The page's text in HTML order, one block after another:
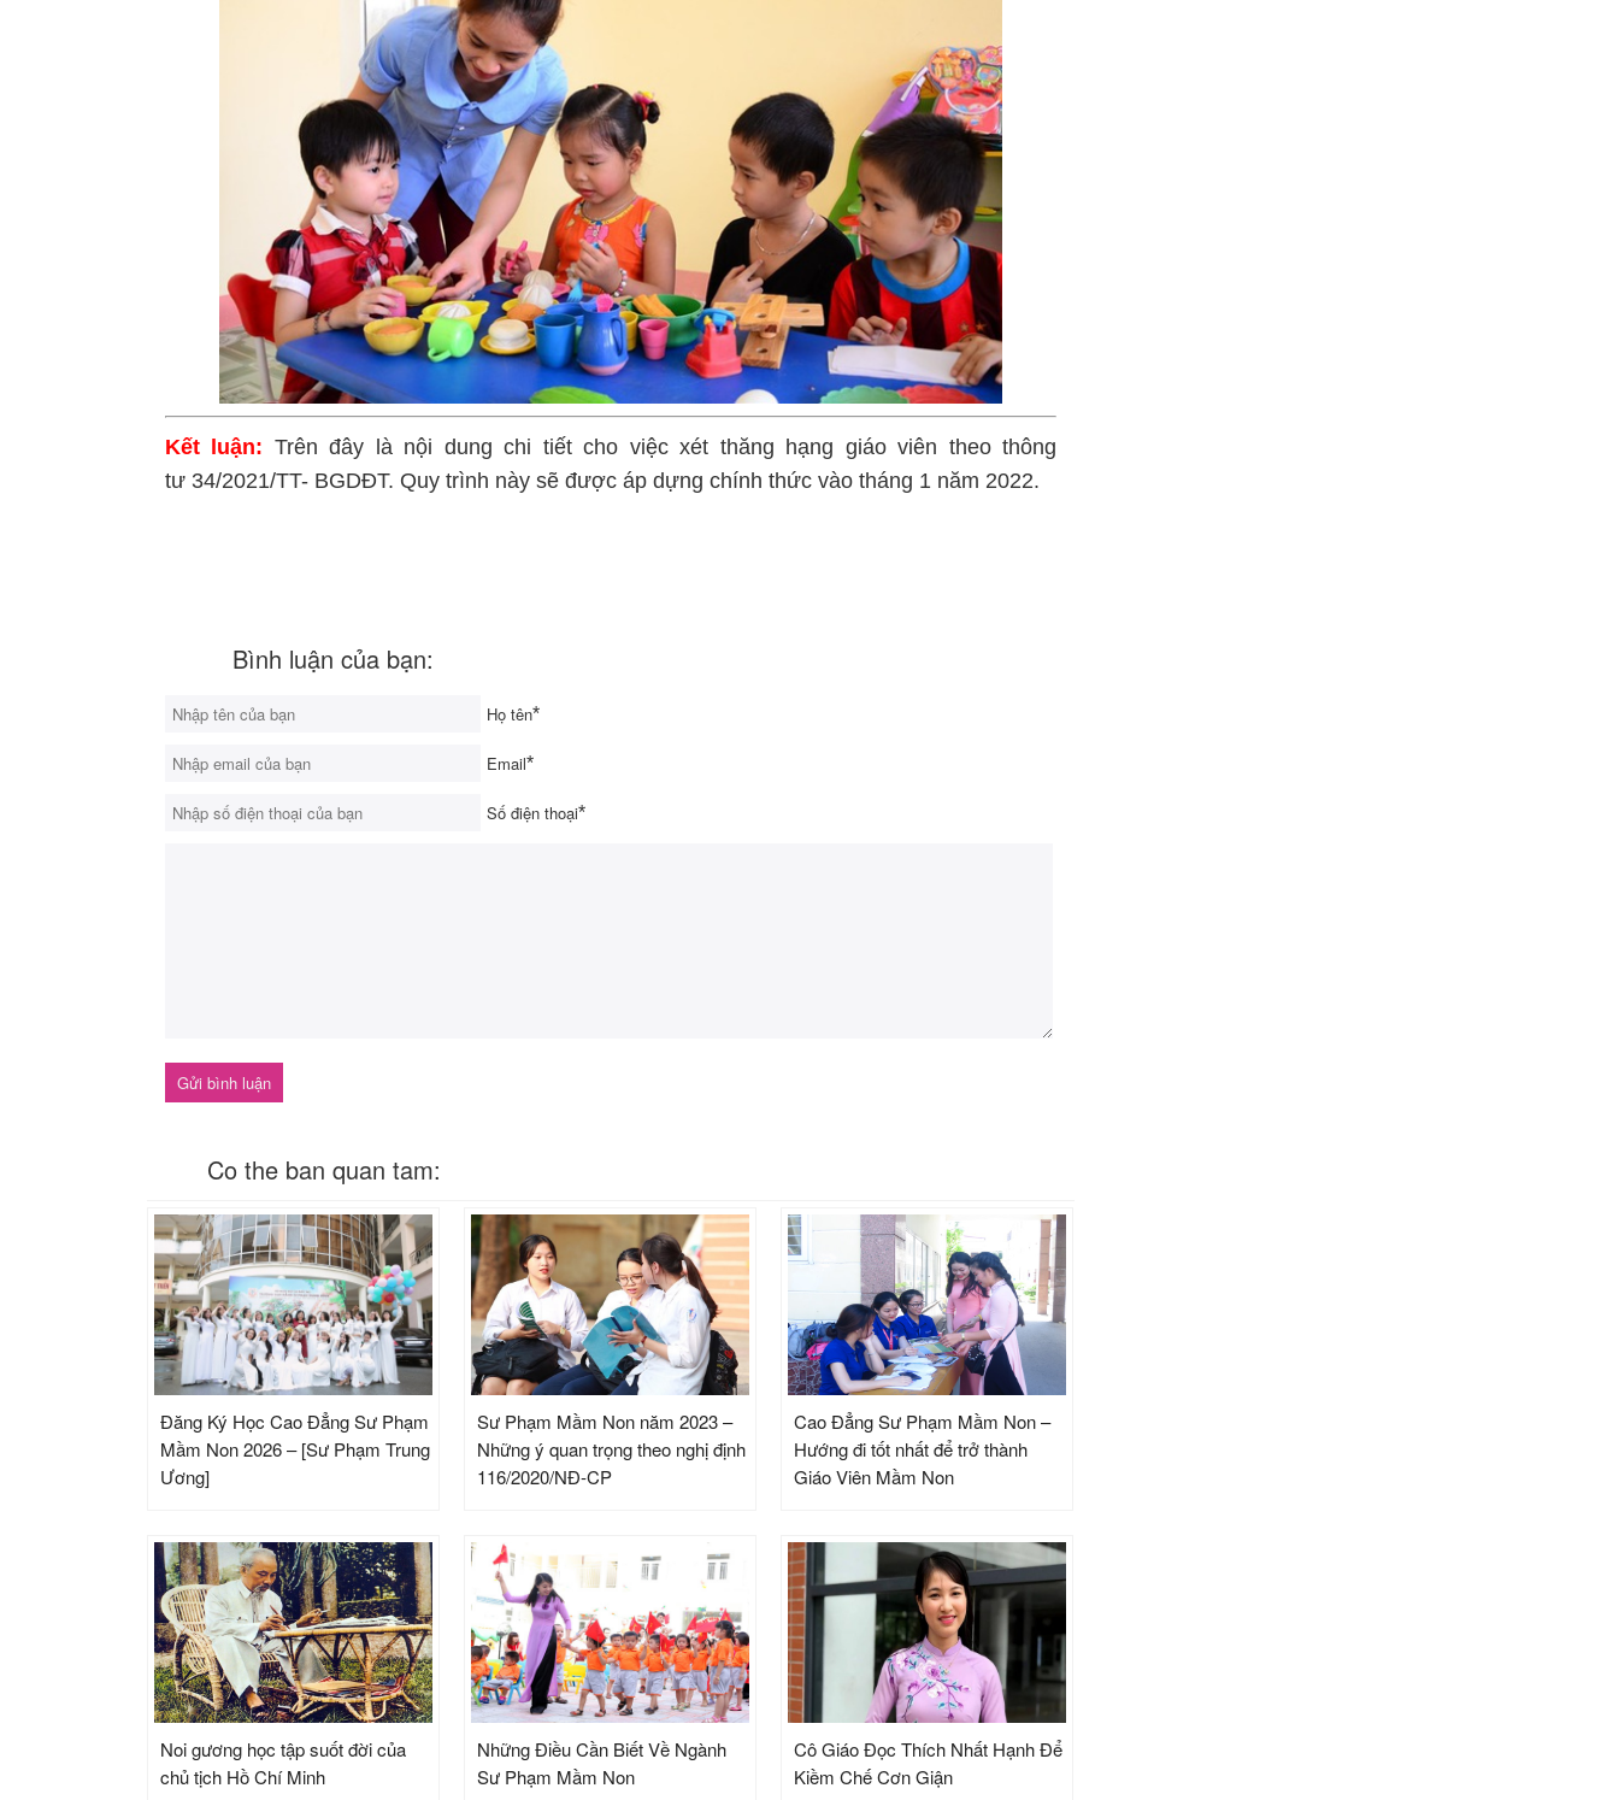
Kết luận: Trên đây là nội dung chi tiết cho việc xét thăng hạng giáo viên theo thông
tư 34/2021/TT- BGDĐT. Quy trình này sẽ được áp dựng chính thức vào tháng 1 năm 2022.
Bình luận của bạn:
Họ tên*
Email*
Số điện thoại*
Co the ban quan tam:
Đăng Ký Học Cao Đẳng Sư Phạm
Mầm Non 2026 – [Sư Phạm Trung
Ương]
Sư Phạm Mầm Non năm 2023 –
Những ý quan trọng theo nghị định
116/2020/NĐ-CP
Cao Đẳng Sư Phạm Mầm Non –
Hướng đi tốt nhất để trở thành
Giáo Viên Mầm Non
Noi gương học tập suốt đời của
chủ tịch Hồ Chí Minh
Những Điều Cần Biết Về Ngành
Sư Phạm Mầm Non
Cô Giáo Đọc Thích Nhất Hạnh Để
Kiềm Chế Cơn Giận